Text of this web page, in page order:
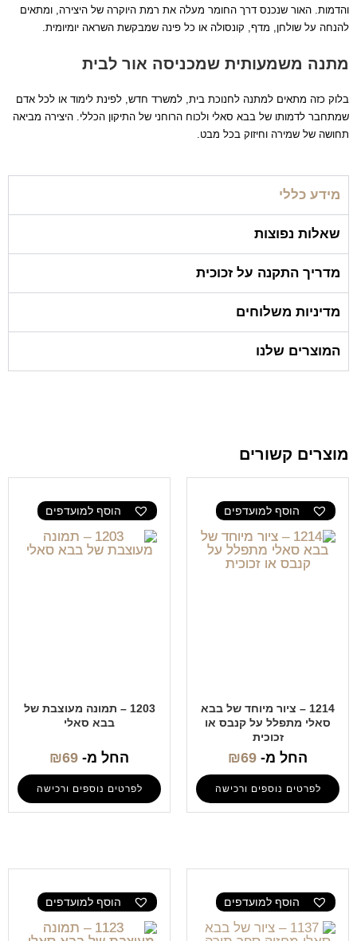
והדמות. האור שנכנס דרך החומר מעלה את רמת היוקרה של היצירה, ומתאים
להנחה על שולחן, מדף, קונסולה או כל פינה שמבקשת השראה יומיומית.
מתנה משמעותית שמכניסה אור לבית
בלוק כזה מתאים למתנה לחנוכת בית, למשרד חדש, לפינת לימוד או לכל אדם
שמתחבר לדמותו של בבא סאלי ולכוח הרוחני של התיקון הכללי. היצירה מביאה
תחושה של שמירה וחיזוק בכל מבט.
מידע כללי
שאלות נפוצות
מדריך התקנה על זכוכית
מדיניות משלוחים
המוצרים שלנו
מוצרים קשורים
הוסף למועדפים
1214 – ציור מיוחד של בבא
סאלי מתפלל על קנבס או
זכוכית
החל מ- ₪69
לפרטים נוספים ורכישה
הוסף למועדפים
1203 – תמונה מעוצבת של
בבא סאלי
החל מ- ₪69
לפרטים נוספים ורכישה
הוסף למועדפים הוסף למועדפים